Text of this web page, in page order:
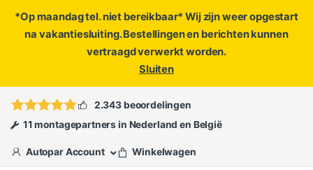
*Op maandag tel. niet bereikbaar* Wij zijn weer opgestart
na vakantiesluiting. Bestellingen en berichten kunnen
vertraagd verwerkt worden.
Sluiten
ofopen een ticket
2.343 beoordelingen
11 montagepartners in Nederland en België
Autopar Account Winkelwagen